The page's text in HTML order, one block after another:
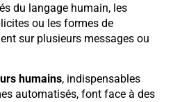
du langage humain, les
ou les formes de
sur plusieurs messages ou
humains, indispensables
automatisés, font face à des